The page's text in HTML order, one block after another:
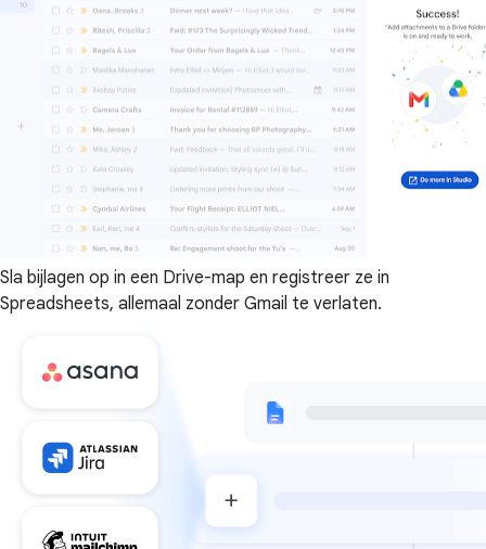
Sla bijlagen op in een Drive-map en registreer ze in
Spreadsheets, allemaal zonder Gmail te verlaten.